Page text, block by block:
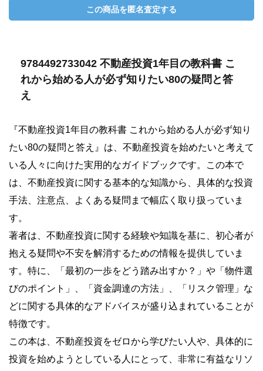
9784492733042 不動産投資1年目の教科書 こ
れから始める人が必ず知りたい80の疑問と答
え
『不動産投資1年目の教科書 これから始める人が必ず知り
たい80の疑問と答え』は、不動産投資を始めたいと考えて
いる人々に向けた実用的なガイドブックです。この本で
は、不動産投資に関する基本的な知識から、具体的な投資
手法、注意点、よくある疑問まで幅広く取り扱っていま
す。
著者は、不動産投資に関する経験や知識を基に、初心者が
抱える疑問や不安を解消するための情報を提供していま
す。特に、「最初の一歩をどう踏み出すか？」や「物件選
びのポイント」、「資金調達の方法」、「リスク管理」な
どに関する具体的なアドバイスが盛り込まれていることが
特徴です。
この本は、不動産投資をゼロから学びたい人や、具体的に
投資を始めようとしている人にとって、非常に有益なリソ